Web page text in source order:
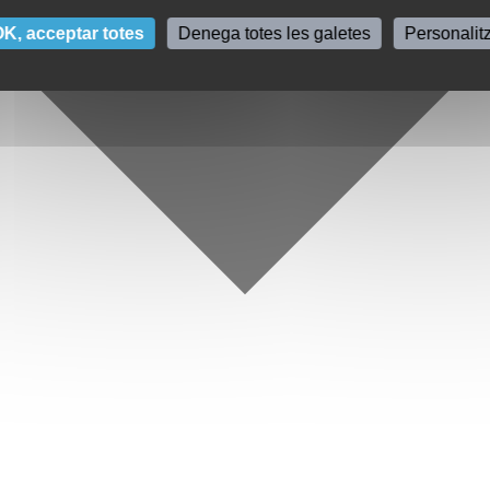
acceptar totes Denega totes les galetes